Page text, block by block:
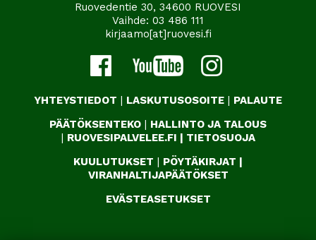
Ruovedentie 30, 34600 RUOVESI
Vaihde: 03 486 111
kirjaamo[at]ruovesi.fi
YHTEYSTIEDOT LASKUTUSOSOITE
PALAUTE
PÄÄTÖKSENTEKO
HALLINTO JA TALOUS
RUOVESIPALVELEE.FI
TIETOSUOJA
KUULUTUKSET
PÖYTÄKIRJAT
VIRANHALTIJAPÄÄTÖKSET
EVÄSTEASETUKSET